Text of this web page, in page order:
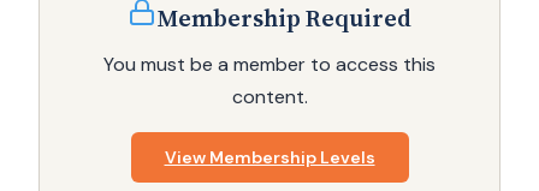
Membership Required
You must be a member to access this
content.
View Membership Levels